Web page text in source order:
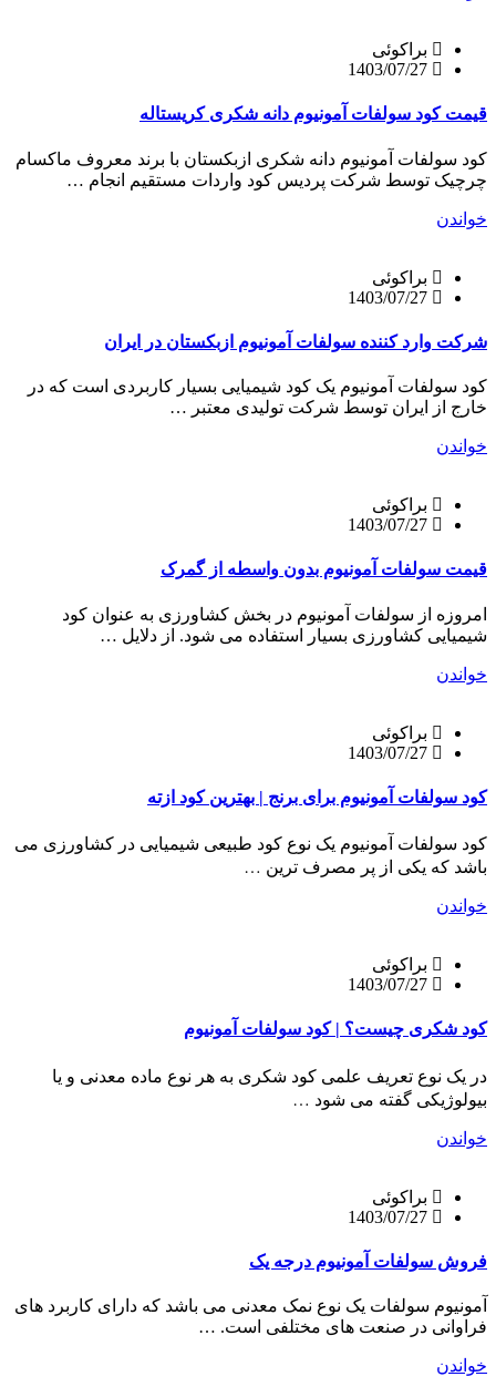
براکوئی
1403/07/27
قیمت کود سولفات آمونیوم دانه شکری کریستاله
کود سولفات آمونیوم دانه شکری ازبکستان با برند معروف ماکسام
چرچیک توسط شرکت پردیس کود واردات مستقیم انجام …
خواندن
براکوئی
1403/07/27
شرکت وارد کننده سولفات آمونیوم ازبکستان در ایران
کود سولفات آمونیوم یک کود شیمیایی بسیار کاربردی است که در
خارج از ایران توسط شرکت تولیدی معتبر …
خواندن
براکوئی
1403/07/27
قیمت سولفات آمونیوم بدون واسطه از گمرک
امروزه از سولفات آمونیوم در بخش کشاورزی به عنوان کود
شیمیایی کشاورزی بسیار استفاده می شود. از دلایل …
خواندن
براکوئی
1403/07/27
کود سولفات آمونیوم برای برنج | بهترین کود ازته
کود سولفات آمونیوم یک نوع کود طبیعی شیمیایی در کشاورزی می
باشد که یکی از پر مصرف ترین …
خواندن
براکوئی
1403/07/27
کود شکری چیست؟ | کود سولفات آمونیوم
در یک نوع تعریف علمی کود شکری به هر نوع ماده معدنی و یا
بیولوژیکی گفته می شود …
خواندن
براکوئی
1403/07/27
فروش سولفات آمونیوم درجه یک
آمونیوم سولفات یک نوع نمک معدنی می باشد که دارای کاربرد های
فراوانی در صنعت های مختلفی است. …
خواندن